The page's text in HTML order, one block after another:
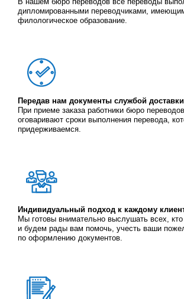
дипломированными переводчиками,
филологическое образование.
Передав нам документы службой доставки
При приеме заказа работники бюро
оговаривают сроки выполнения перевода,
придерживаемся.
Индивидуальный подход к каждому
Мы готовы внимательно выслушать всех, кто
и будем рады вам помочь, учесть ваши
по оформлению документов.